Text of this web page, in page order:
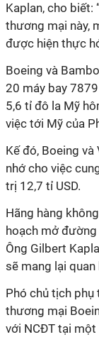
Kaplan, cho biết:
thương mại này,
được hiện thực
Boeing và
20 máy bay
5,6 tỉ đô la Mỹ
việc tới Mỹ của
Kế đó, Boeing
nhớ cho việc
trị 12,7 tỉ USD.
Hãng hàng
hoạch mở
Ông Gilbert
sẽ mang lại quan
Phó chủ tịch
thương mại
với NCĐT tại một